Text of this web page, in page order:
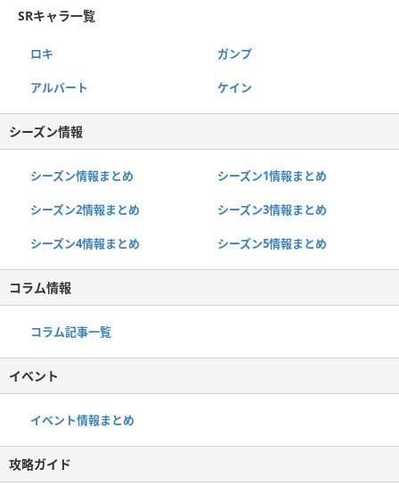
SRキャラ一覧
ロキ ガンプ
アルバート ケイン
シーズン情報
シーズン情報まとめ シーズン1情報まとめ
シーズン2情報まとめ シーズン3情報まとめ
シーズン4情報まとめ シーズン5情報まとめ
コラム情報
コラム記事一覧
イベント
イベント情報まとめ
攻略ガイド